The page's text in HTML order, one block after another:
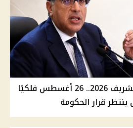
إجازة المولد النبوي الشريف 2026.. 26 أغسطس فلكيًا
قرار الحكومة